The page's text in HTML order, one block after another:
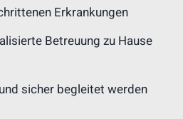
Erkrankungen
Betreuung zu Hause
sicher begleitet werden